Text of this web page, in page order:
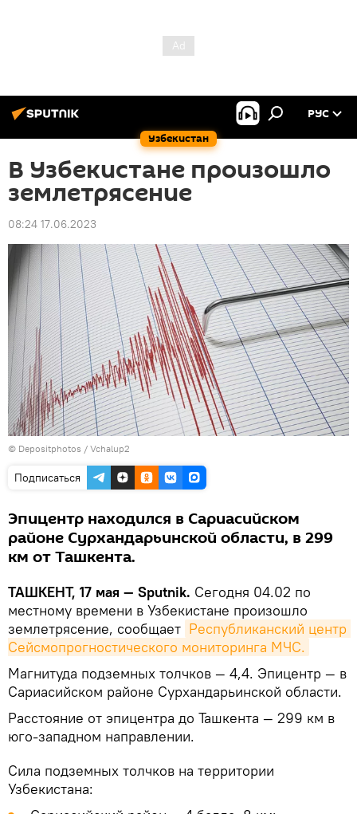
Узбекистан
РУС
В Узбекистане произошло
землетрясение
08:24 17.06.2023
© Depositphotos / Vchalup2
Подписаться
Эпицентр находился в Сариасийском
районе Сурхандарьинской области, в 299
км от Ташкента.
ТАШКЕНТ, 17 мая — Sputnik. Сегодня 04.02 по
местному времени в Узбекистане произошло
землетрясение, сообщает Республиканский центр
Сейсмопрогностического мониторинга МЧС.
Магнитуда подземных толчков — 4,4. Эпицентр — в
Сариасийском районе Сурхандарьинской области.
Расстояние от эпицентра до Ташкента — 299 км в
юго-западном направлении.
Сила подземных толчков на территории
Узбекистана: